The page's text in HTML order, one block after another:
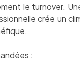
le turnover.
crée un
: